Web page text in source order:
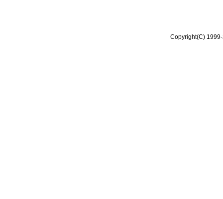
Copyright(C)